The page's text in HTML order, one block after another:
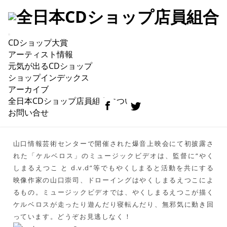
CDショップ大賞
アーティスト情報
元気が出るCDショップ
ショップインデックス
アーカイブ
全日本CDショップ店員組合について
お問い合せ
相対性理論『ケルベロス』MV公開！
相対性理論の最新アルバム『天声ジングル』収録曲「ケルベ
ロス」のミュージックビデオが本日公開されました！
山口情報芸術センターで開催された爆音上映会にて初披露さ
れた「ケルベロス」のミュージックビデオは、監督に“やく
しまるえつこ と d.v.d”等でもやくしまると活動を共にする
映像作家の山口崇司、ドローイングはやくしまるえつこによ
るもの。ミュージックビデオでは、やくしまるえつこが描く
ケルベロスが走ったり遊んだり寝転んだり、無邪気に動き回
っています。どうぞお見逃しなく！